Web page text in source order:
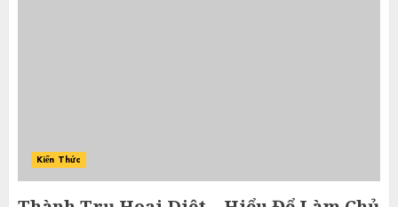
Kiến Thức